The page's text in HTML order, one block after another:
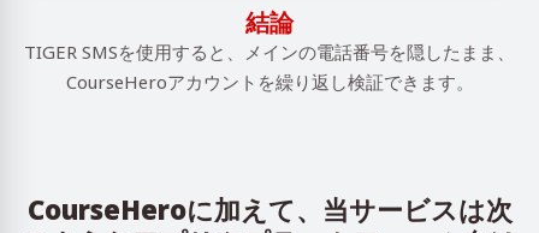
結論
TIGER SMSを使用すると、メインの電話番号を隠したまま、
CourseHeroアカウントを繰り返し検証できます。
CourseHeroに加えて、当サービスは次